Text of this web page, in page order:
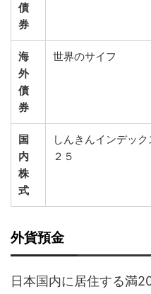
債
券
海
外
債
券
世界のサイフ
国
内
株
式
しんきんインデッ
２５
外貨預金
日本国内に居住する満